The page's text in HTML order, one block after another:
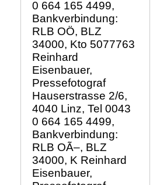
0 664 165 4499,
Bankverbindung:
RLB OÖ, BLZ
34000, Kto 5077763
Reinhard
Eisenbauer,
Pressefotograf
Hauserstrasse 2/6,
4040 Linz, Tel 0043
0 664 165 4499,
Bankverbindung:
RLB OÃ–, BLZ
34000, K Reinhard
Eisenbauer,